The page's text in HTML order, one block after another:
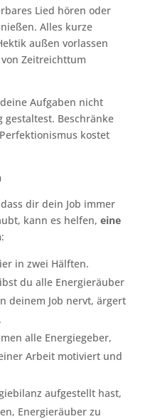
Lied hören oder
Alles kurze
außen vorlassen
Zeitreichttum
Aufgaben nicht
Beschränke
kostet
dir dein Job immer
kann es helfen, eine
:
in zwei Hälften.
du alle Energieräuber
deinem Job nervt, ärgert
alle Energiegeber,
Arbeit motiviert und
aufgestellt hast,
Energieräuber zu